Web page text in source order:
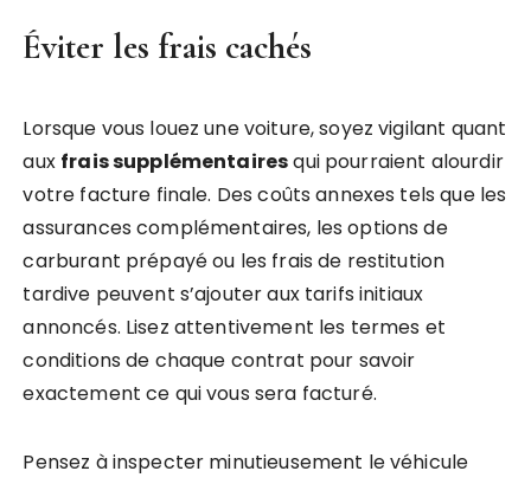
Éviter les frais cachés
Lorsque vous louez une voiture, soyez vigilant quant
aux frais supplémentairesqui pourraient alourdir
votre facture finale. Des coûts annexes tels que les
assurances complémentaires, les options de
carburant prépayé ou les frais de restitution
tardive peuvent s’ajouter aux tarifs initiaux
annoncés. Lisez attentivement les termes et
conditions de chaque contrat pour savoir
exactement ce qui vous sera facturé.
Pensez à inspecter minutieusement le véhicule